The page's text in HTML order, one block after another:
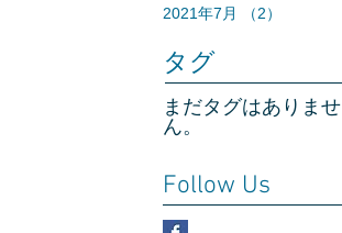
2021年7月
（2）
タグ
まだタグはありませ
ん。
Follow Us